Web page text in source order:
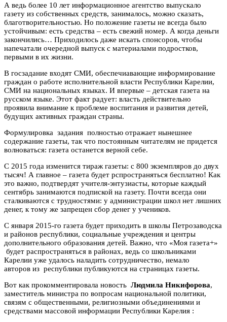
А ведь более 10 лет информационное агентство выпускало
газету из собственных средств, занималось, можно сказать,
благотворительностью. Но положение газеты не всегда было
устойчивым: есть средства – есть свежий номер. А когда деньги
закончились… Приходилось даже искать спонсоров, чтобы
напечатали очередной выпуск с материалами подростков,
первыми в их жизни.
В госзадание входят СМИ, обеспечиавающие информирование
граждан о работе исполнительной власти Республики Карелии,
СМИ на национальных языках. И впервые – детская газета на
русском языке. Этот факт радует: власть действительно
проявила внимание к проблеме воспитания и развития детей,
будущих активных граждан страны.
Формулировка задания полностью отражает нынешнее
содержание газеты, так что постоянным читателям не придется
волноваться: газета останется верной себе.
С 2015 года изменится тираж газеты: с 800 экземпляров до двух
тысяч! А главное – газета будет рспространяться бесплатно! Как
это важно, подтвердят учителя-энтузиасты, которые каждый
сентябрь занимаются подпиской на газету. Почти всегда они
сталкиваются с трудностями: у администрации школ нет лишних
денег, к тому же запрещен сбор денег у учеников.
С января 2015-го газета будет приходить в школы Петрозаводска
и районов республики, социальные учреждения и центры
дополнительного образования детей. Важно, что «Моя газета+»
будет распространяться в районах, ведь со школьниками
Карелии уже удалось наладить сотрудничество, немало
авторов из республики публикуются на страницах газеты.
Вот как прокомментировала новость Людмила Никифорова,
заместитель министра по вопросам национальной политики,
связям с общественными, религиозными объединениями и
средствами массовой информации Республики Карелия :